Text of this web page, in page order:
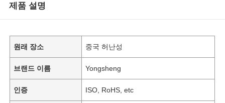
제품 설명
원래 장소 중국 허난성
브랜드 이름 Yongsheng
인증 ISO, RoHS, etc